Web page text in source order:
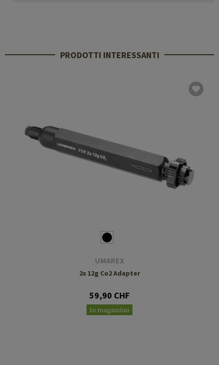
PRODOTTI INTERESSANTI
UMAREX
2x 12g Co2 Adapter
59,90 CHF
In magazzino